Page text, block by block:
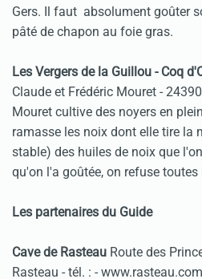
Gers. Il faut absolument goûter
pâté de chapon au foie gras.
Les Vergers de la Guillou - Coq
Claude et Frédéric Mouret -
Mouret cultive des noyers en
ramasse les noix dont elle tire la
stable) des huiles de noix que
qu'on l'a goûtée, on refuse toutes
Les partenaires du Guide
Cave de Rasteau Route des
Rasteau - tél. : -